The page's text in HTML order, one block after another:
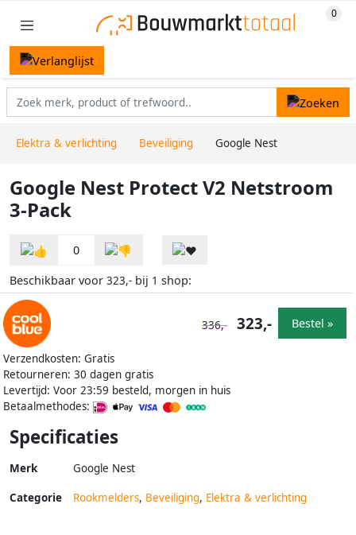
Elektra & verlichting Beveiliging Google Nest
Google Nest Protect V2 Netstroom
3-Pack
0
Beschikbaar voor 323,- bij 1 shop:
Verzendkosten: Gratis
Retourneren: 30 dagen gratis
Levertijd: Voor 23:59 besteld, morgen in huis
Betaalmethodes:
336,- 323,- Bestel »
Specificaties
Merk Google Nest
Categorie Rookmelders, Beveiliging, Elektra & verlichting